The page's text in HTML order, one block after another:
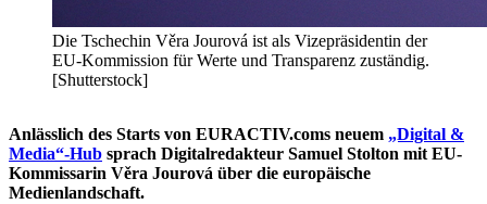
Die Tschechin Věra Jourová ist als Vizepräsidentin der
EU-Kommission für Werte und Transparenz zuständig.
[Shutterstock]
Anlässlich des Starts von EURACTIV.coms neuem „Digital &
Media“-Hub sprach Digitalredakteur Samuel Stolton mit EU-
Kommissarin Věra Jourová über die europäische
Medienlandschaft.